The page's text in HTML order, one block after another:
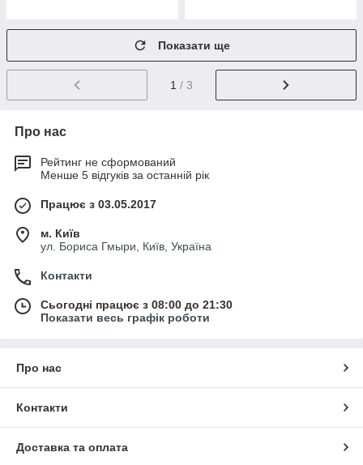
Показати ще
1 / 3
Про нас
Рейтинг не сформований
Менше 5 відгуків за останній рік
Працює з 03.05.2017
м. Київ
ул. Бориса Гмыри, Київ, Україна
Контакти
Сьогодні працює з 08:00 до 21:30
Показати весь графік роботи
Про нас
Контакти
Доставка та оплата